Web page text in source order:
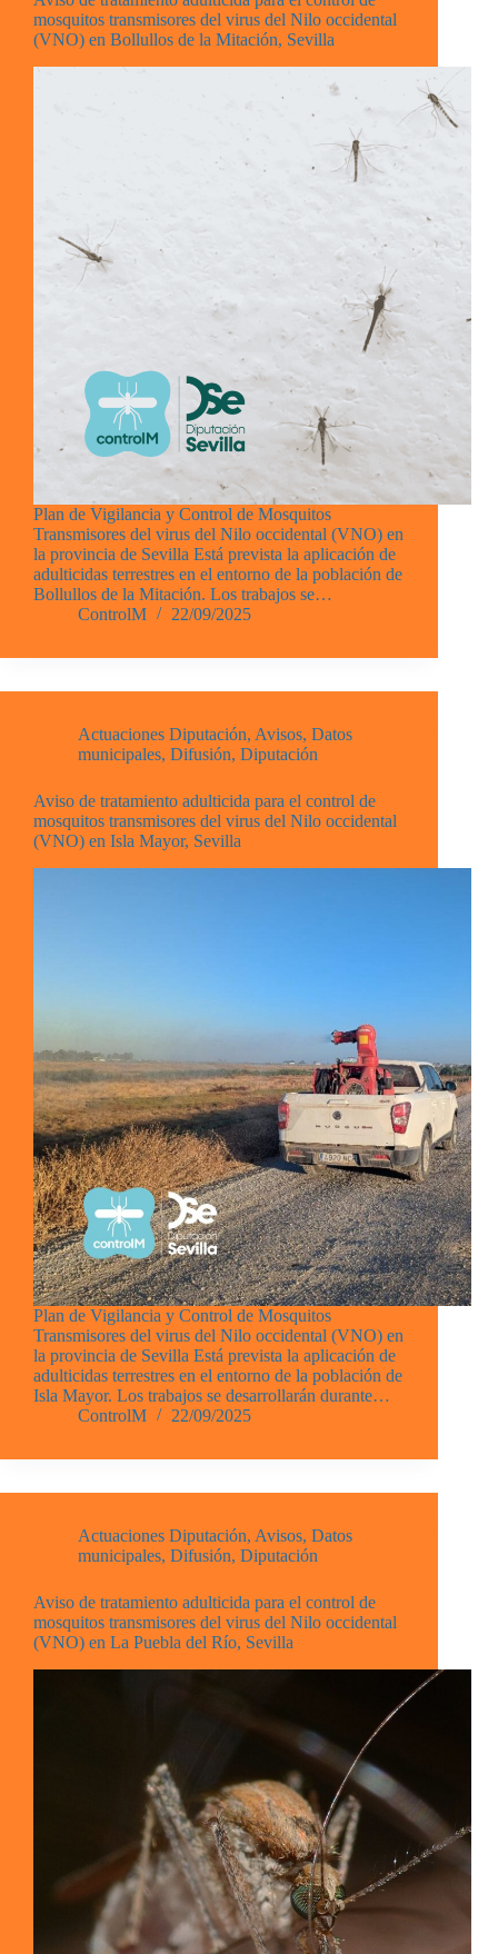
mosquitos transmisores del virus del Nilo occidental
(VNO) en Bollullos de la Mitación, Sevilla
Plan de Vigilancia y Control de Mosquitos
Transmisores del virus del Nilo occidental (VNO) en
la provincia de Sevilla Está prevista la aplicación de
adulticidas terrestres en el entorno de la población de
Bollullos de la Mitación. Los trabajos se…
ControlM
22/09/2025
Actuaciones Diputación, Avisos, Datos
municipales, Difusión, Diputación
Aviso de tratamiento adulticida para el control de
mosquitos transmisores del virus del Nilo occidental
(VNO) en Isla Mayor, Sevilla
Plan de Vigilancia y Control de Mosquitos
Transmisores del virus del Nilo occidental (VNO) en
la provincia de Sevilla Está prevista la aplicación de
adulticidas terrestres en el entorno de la población de
Isla Mayor. Los trabajos se desarrollarán durante…
ControlM
22/09/2025
Actuaciones Diputación, Avisos, Datos
municipales, Difusión, Diputación
Aviso de tratamiento adulticida para el control de
mosquitos transmisores del virus del Nilo occidental
(VNO) en La Puebla del Río, Sevilla